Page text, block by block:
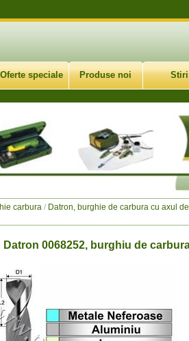
Oferte speciale Produse noi Stiri
carbura/ Datron, burghie de carbura cu axul
Datron 0068252, burghiu de